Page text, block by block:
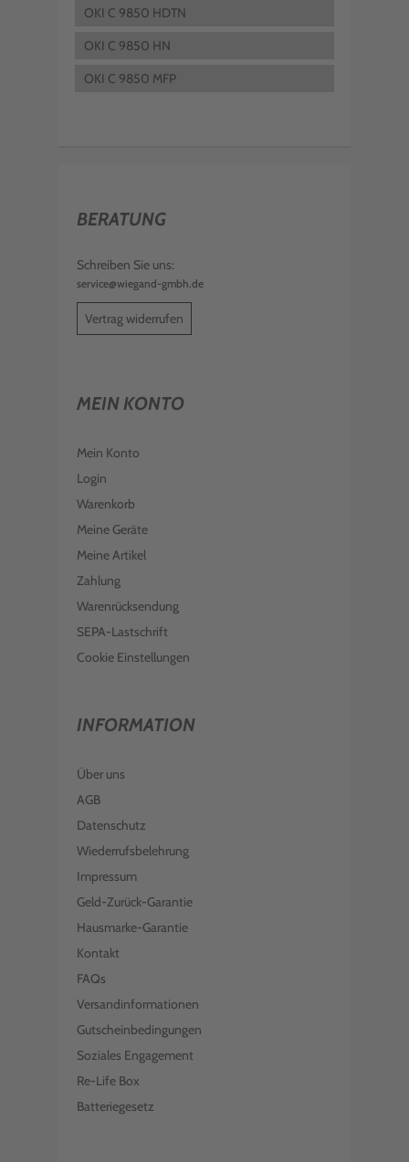
OKI C 9850 HDTN
OKI C 9850 HN
OKI C 9850 MFP
BERATUNG
Schreiben Sie uns:
service@wiegand-gmbh.de
Vertrag widerrufen
MEIN KONTO
Mein Konto
Login
Warenkorb
Meine Geräte
Meine Artikel
Zahlung
Warenrücksendung
SEPA-Lastschrift
Cookie Einstellungen
INFORMATION
Über uns
AGB
Datenschutz
Wiederrufsbelehrung
Impressum
Geld-Zurück-Garantie
Hausmarke-Garantie
Kontakt
FAQs
Versandinformationen
Gutscheinbedingungen
Soziales Engagement
Re-Life Box
Batteriegesetz